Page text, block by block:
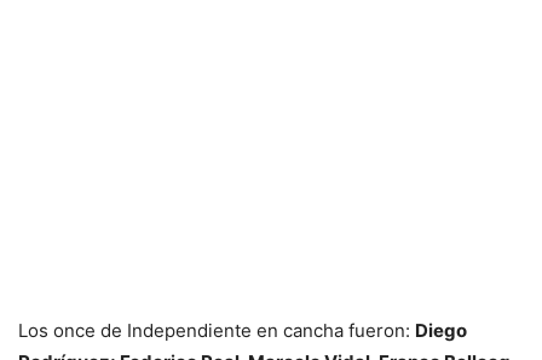
Los once de Independiente en cancha fueron: Diego